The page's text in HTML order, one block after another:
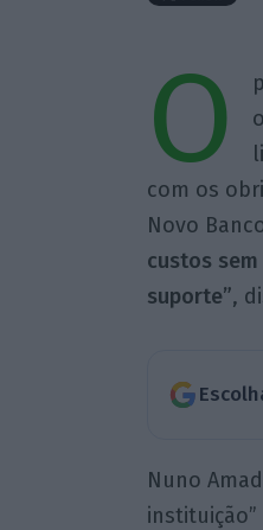
O
com os
Novo
custos
suporte”,
Nuno